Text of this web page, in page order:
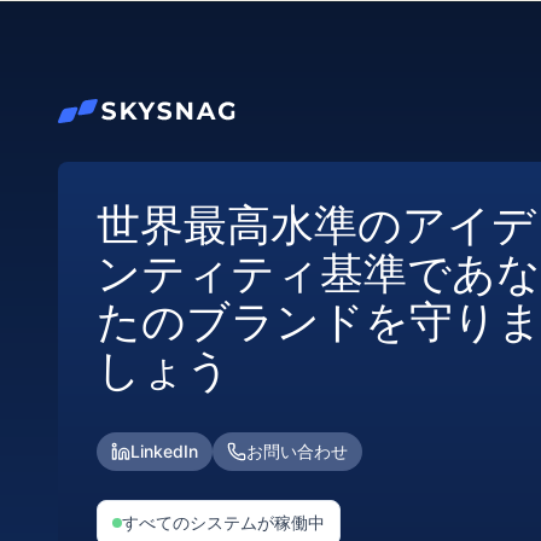
世界最高水準のアイデ
ンティティ基準であな
たのブランドを守りま
しょう
LinkedIn お問い合わせ
すべてのシステムが稼働中